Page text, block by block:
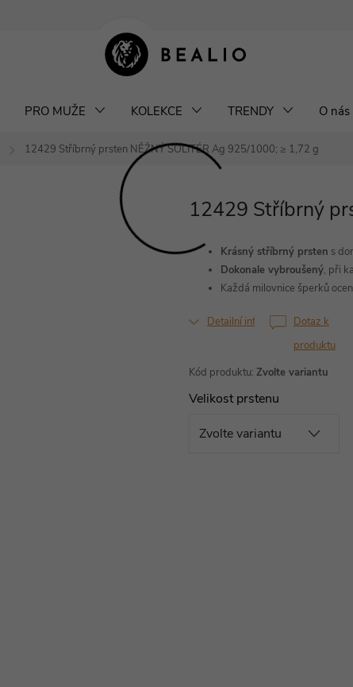
PRO MUŽE KOLEKCE TRENDY O nás
12429 Stříbrný prsten NĚŽNÝ SOLITÉR Ag 925/1000; ≥ 1,72 g
12429 Stříbrný
Kód produktu: Zvolte variantu
Krásný stříbrný prsten s
Dokonale vybroušený, při
Každá milovnice šperků
Detailní informace
Velikost prstenu
Dotaz k
produktu